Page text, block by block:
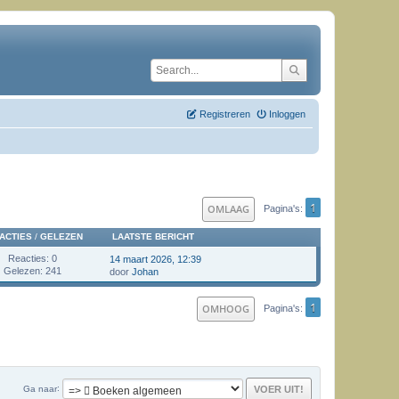
Inloggen
Registreren
OMLAAG Pagina's 1
/ GELEZEN LAATSTE BERICHT
Reacties: 0
Gelezen: 241
14 maart 2026, 12:39
doorJohan
OMHOOG Pagina's 1
Ga naar